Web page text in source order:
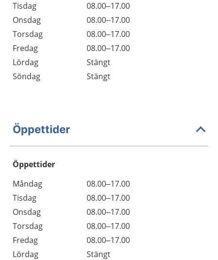
Tisdag
08.00–17.00
Onsdag
08.00–17.00
Torsdag
08.00–17.00
Fredag
08.00–17.00
Lördag
Stängt
Söndag
Stängt
Öppettider
Öppettider
Dag
Öppettider
Kommentarer
Måndag
08.00–17.00
Tisdag
08.00–17.00
Onsdag
08.00–17.00
Torsdag
08.00–17.00
Fredag
08.00–17.00
Lördag
Stängt